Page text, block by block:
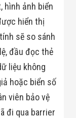
Dự Án Triển
Khai
Dự Án Ngành
Thủy Sản
Dự Án Ngành
Thực Phẩm
Dự Án Ngành
Siêu Thị - Ngân
Hàng
Dự Án Ngành
Giáo Dục -
Trường Học
hình ảnh biển
hiển thị
sẽ so sánh
đầu đọc thẻ
liệu không
hoặc biển số
viên bảo vệ
đi qua barrier